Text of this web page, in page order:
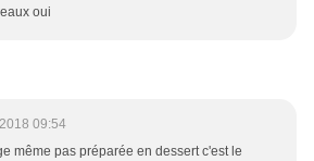
oui
09:54
même pas préparée en dessert c'est le